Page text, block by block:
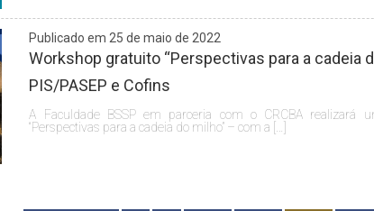
Publicado em 25 de maio de 2022
Workshop gratuito “Perspectivas para a cadeia
PIS/PASEP e Cofins
A Faculdade BSSP em parceria com o CRCBA realizará
“Perspectivas para a cadeia do milho” – com a […]